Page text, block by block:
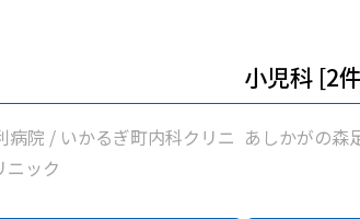
病院 / いかるぎ町内科クリニ
ニック
小児科 [2
あしかがの森